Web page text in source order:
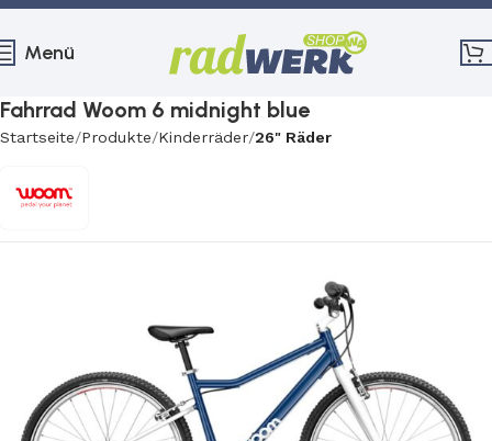
Menü
Fahrrad Woom 6 midnight blue
Startseite Produkte Kinderräder 26" Räder